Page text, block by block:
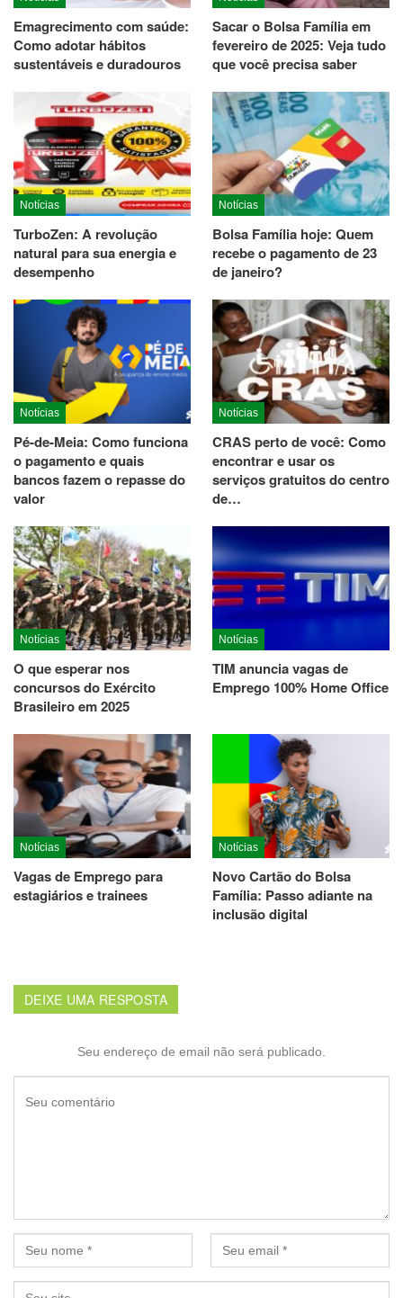
Emagrecimento com saúde:
Como adotar hábitos
sustentáveis e duradouros
Sacar o Bolsa Família em
fevereiro de 2025: Veja tudo
que você precisa saber
Notícias
TurboZen: A revolução
natural para sua energia e
desempenho
Notícias
Bolsa Família hoje: Quem
recebe o pagamento de 23
de janeiro?
Notícias
Pé-de-Meia: Como funciona
o pagamento e quais
bancos fazem o repasse do
valor
Notícias
CRAS perto de você: Como
encontrar e usar os
serviços gratuitos do centro
de…
Notícias
O que esperar nos
concursos do Exército
Brasileiro em 2025
Notícias
TIM anuncia vagas de
Emprego 100% Home Office
Notícias
Vagas de Emprego para
estagiários e trainees
Notícias
Novo Cartão do Bolsa
Família: Passo adiante na
inclusão digital
DEIXE UMA RESPOSTA
Seu endereço de email não será publicado.